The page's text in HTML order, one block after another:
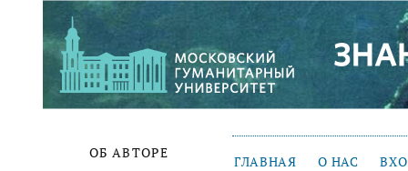
ОБ АВТОРЕ
ГЛАВНАЯ О НАС